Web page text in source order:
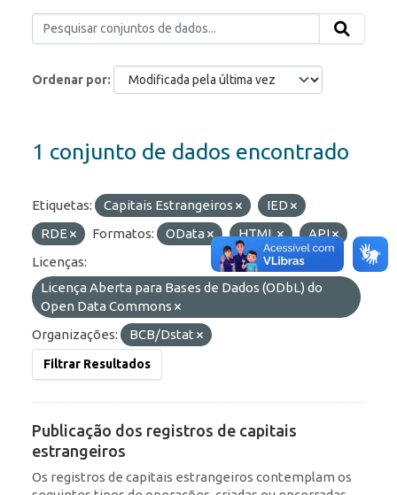
Ordenar por
1 conjunto de dados encontrado
Etiquetas: Capitais Estrangeiros
IED
RDE
Formatos: OData HTML
API
Licenças:
Licença Aberta para Bases de Dados (ODbL) do
Open Data Commons
Organizações:
BCB/Dstat
Filtrar Resultados
Publicação dos registros de capitais
estrangeiros
Os registros de capitais estrangeiros contemplam os